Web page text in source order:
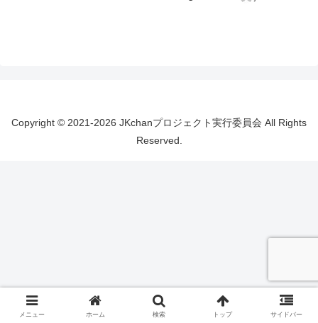
Copyright © 2021-2026 JKchanプロジェクト実行委員会 All Rights
Reserved.
メニュー ホーム 検索 トップ サイドバー